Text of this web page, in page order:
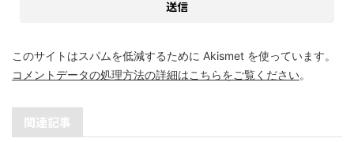
このサイトはスパムを低減するために Akismet を使っています。
コメントデータの処理方法の詳細はこちらをご覧ください。
関連記事